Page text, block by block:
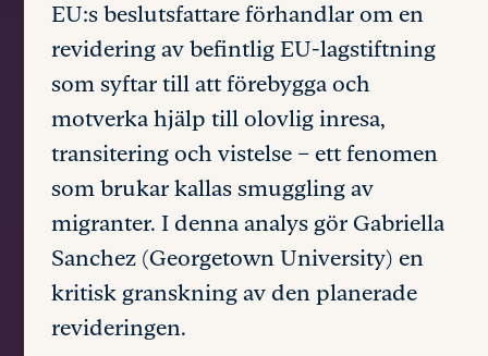
EU:s beslutsfattare förhandlar om en
revidering av befintlig EU-lagstiftning
som syftar till att förebygga och
motverka hjälp till olovlig inresa,
transitering och vistelse – ett fenomen
som brukar kallas smuggling av
migranter. I denna analys gör Gabriella
Sanchez (Georgetown University) en
kritisk granskning av den planerade
revideringen.